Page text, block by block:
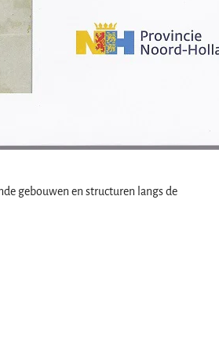
gebouwen en structuren langs de